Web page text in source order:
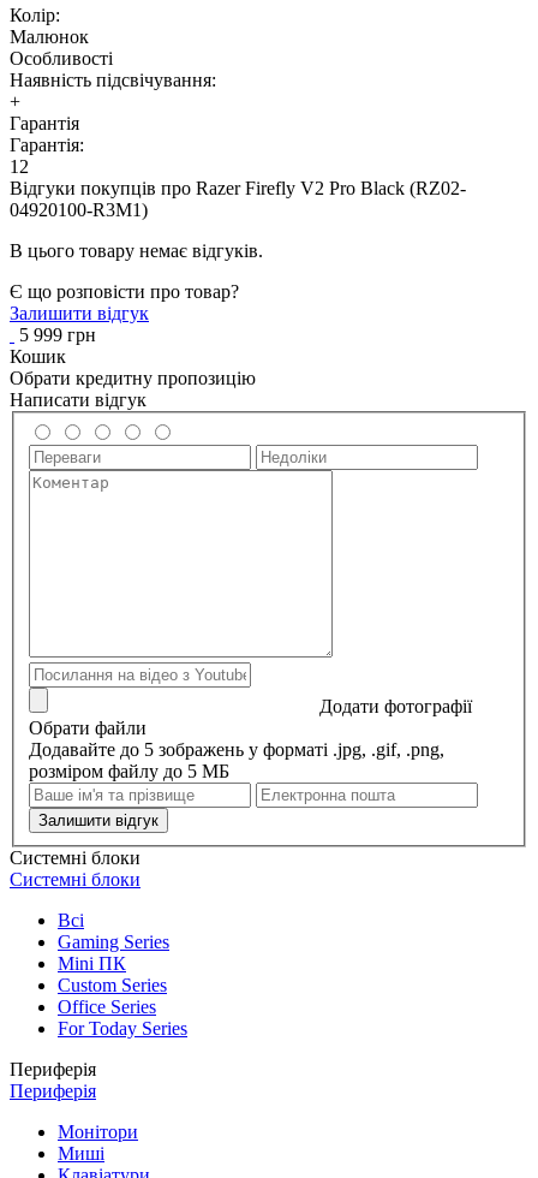
Колір:
Малюнок
Особливості
Наявність підсвічування:
+
Гарантія
Гарантія:
12
Відгуки покупців про Razer Firefly V2 Pro Black (RZ02-
04920100-R3M1)
В цього товару немає відгуків.
Є що розповісти про товар?
Залишити відгук
5 999 грн
Кошик
Обрати кредитну пропозицію
Написати відгук
Додати фотографії
Обрати файли
Додавайте до 5 зображень у форматі .jpg, .gif, .png,
розміром файлу до 5 МБ
Залишити відгук
Системні блоки
Системні блоки
Всі
Gaming Series
Mini ПК
Custom Series
Office Series
For Today Series
Периферія
Периферія
Монітори
Миші